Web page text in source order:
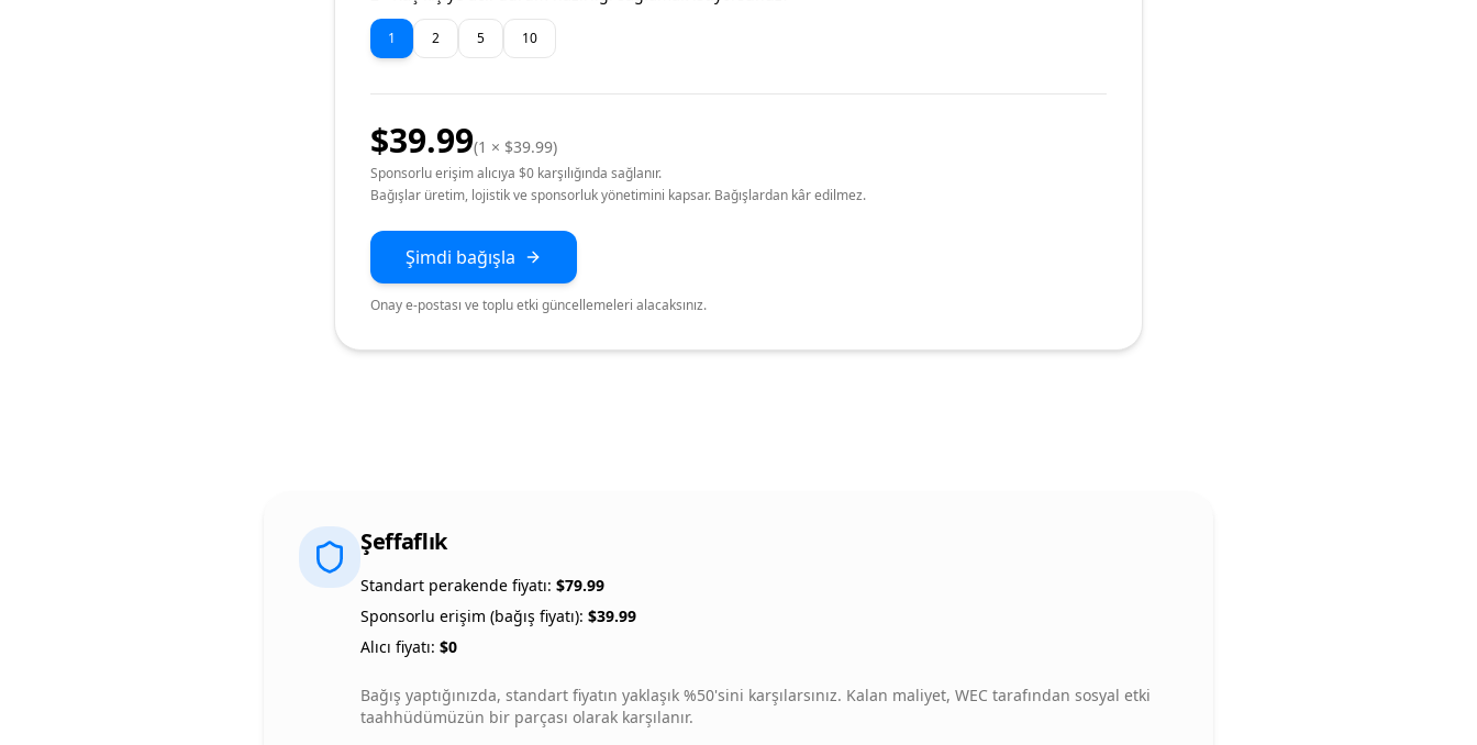
1 2 5 10
$39.99(1 × $39.99)
Sponsorlu erişim alıcıya $0 karşılığında sağlanır.
Bağışlar üretim, lojistik ve sponsorluk yönetimini kapsar. Bağışlardan kâr edilmez.
Şimdi bağışla
Onay e-postası ve toplu etki güncellemeleri alacaksınız.
Şeffaflık
Standart perakende fiyatı: $79.99
Sponsorlu erişim (bağış fiyatı): $39.99
Alıcı fiyatı: $0
Bağış yaptığınızda, standart fiyatın yaklaşık %50'sini karşılarsınız. Kalan maliyet, WEC tarafından sosyal etki
taahhüdümüzün bir parçası olarak karşılanır.